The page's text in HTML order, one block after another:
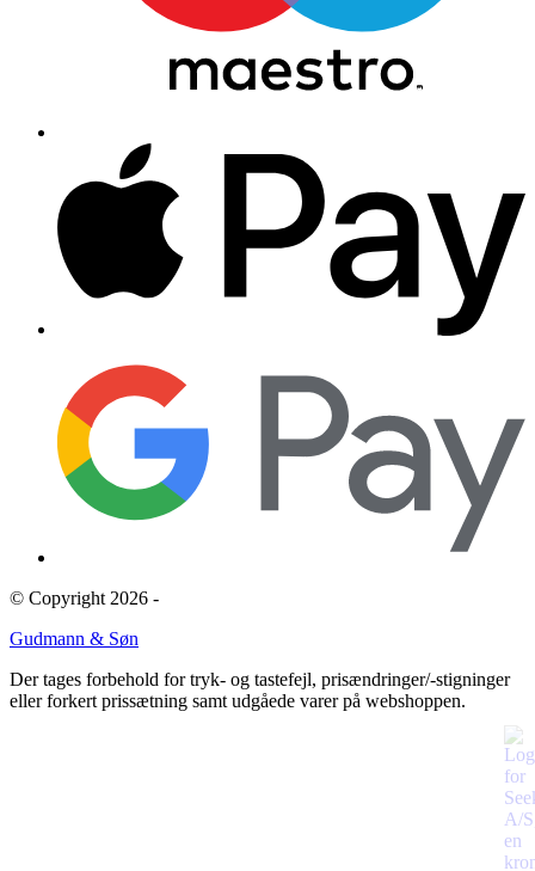
© Copyright 2026 -
Gudmann & Søn
Der tages forbehold for tryk- og tastefejl, prisændringer/-stigninger
eller forkert prissætning samt udgåede varer på webshoppen.